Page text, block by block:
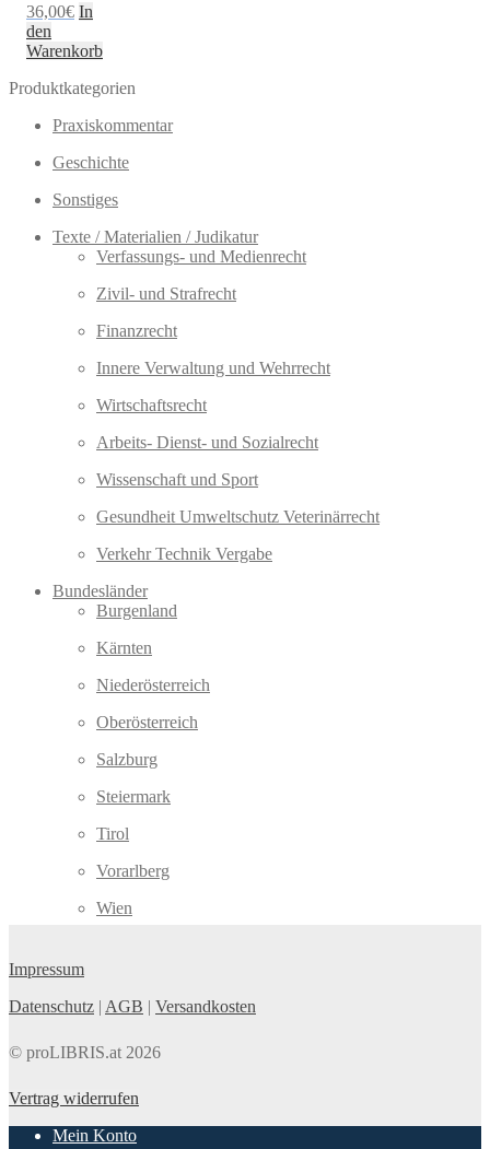
36,00€ In
den
Warenkorb
Produktkategorien
Praxiskommentar
Geschichte
Sonstiges
Texte / Materialien / Judikatur
Verfassungs- und Medienrecht
Zivil- und Strafrecht
Finanzrecht
Innere Verwaltung und Wehrrecht
Wirtschaftsrecht
Arbeits- Dienst- und Sozialrecht
Wissenschaft und Sport
Gesundheit Umweltschutz Veterinärrecht
Verkehr Technik Vergabe
Bundesländer
Burgenland
Kärnten
Niederösterreich
Oberösterreich
Salzburg
Steiermark
Tirol
Vorarlberg
Wien
Impressum
Datenschutz | AGB | Versandkosten
© proLIBRIS.at 2026
Vertrag widerrufen
Mein Konto